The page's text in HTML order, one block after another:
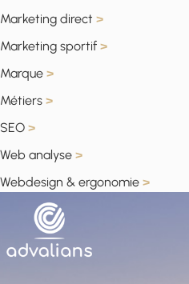
Marketing direct >
Marketing sportif >
Marque >
Métiers >
SEO >
Web analyse >
Webdesign & ergonomie >